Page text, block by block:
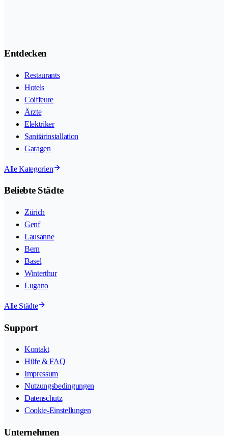
Entdecken
Restaurants
Hotels
Coiffeure
Ärzte
Elektriker
Sanitärinstallation
Garagen
Alle Kategorien
Beliebte Städte
Zürich
Genf
Lausanne
Bern
Basel
Winterthur
Lugano
Alle Städte
Support
Kontakt
Hilfe & FAQ
Impressum
Nutzungsbedingungen
Datenschutz
Cookie-Einstellungen
Unternehmen